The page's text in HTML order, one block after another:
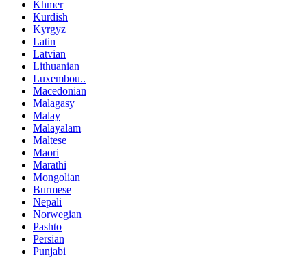
Khmer
Kurdish
Kyrgyz
Latin
Latvian
Lithuanian
Luxembou..
Macedonian
Malagasy
Malay
Malayalam
Maltese
Maori
Marathi
Mongolian
Burmese
Nepali
Norwegian
Pashto
Persian
Punjabi